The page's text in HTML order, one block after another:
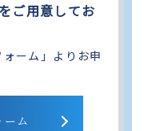
ご用意してお
ーム」よりお申
ーム